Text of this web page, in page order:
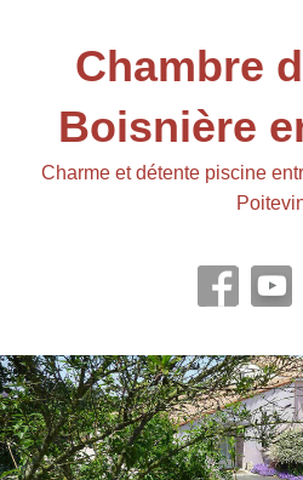
Chambre
Boisnière
Charme et détente piscine